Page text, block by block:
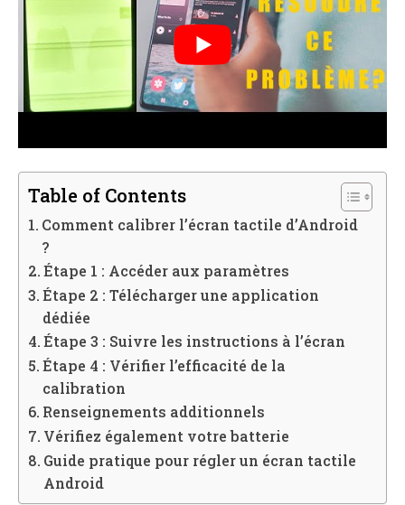
Table of Contents
Comment calibrer l’écran tactile d’Android
?
Étape 1 : Accéder aux paramètres
Étape 2 : Télécharger une application
dédiée
Étape 3 : Suivre les instructions à l’écran
Étape 4 : Vérifier l’efficacité de la
calibration
Renseignements additionnels
Vérifiez également votre batterie
Guide pratique pour régler un écran tactile
Android